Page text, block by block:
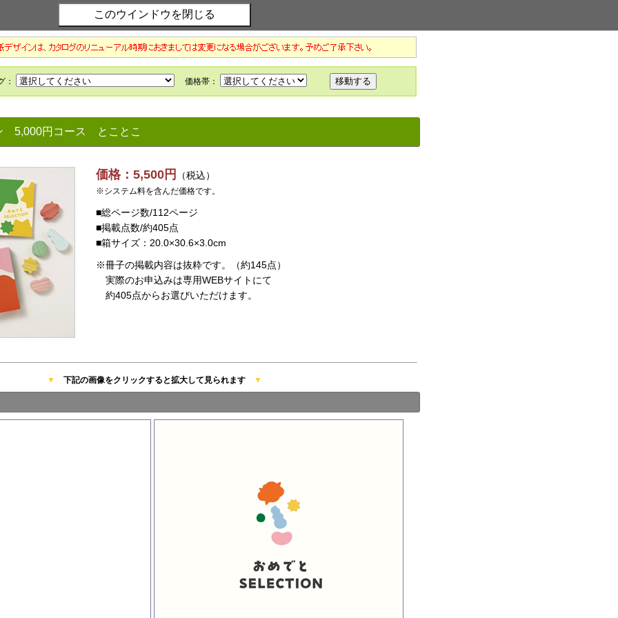
5,000円コース とことこ
価格：5,500円 （税込）
※システム料を含んだ価格です。
■総ページ数/112ページ
■掲載点数/約405点
■箱サイズ：20.0×30.6×3.0cm
※冊子の掲載内容は抜粋です。（約145点）
実際のお申込みは専用WEBサイトにて
約405点からお選びいただけます。
▼ 下記の画像をクリックすると拡大して見られます ▼